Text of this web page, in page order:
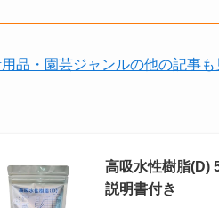
品・園芸ジャンルの他の記事も
高吸水性樹脂(D)
説明書付き